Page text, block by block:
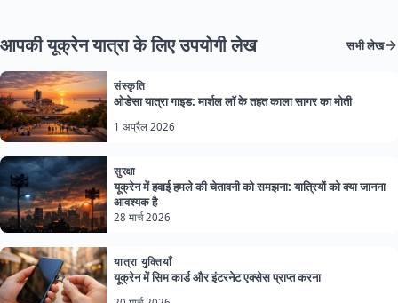
आपकी यूक्रेन यात्रा के लिए उपयोगी लेख सभी लेख
संस्कृति
ओडेसा यात्रा गाइड: मार्शल लॉ के तहत काला सागर का मोती
1 अप्रैल 2026
सुरक्षा
यूक्रेन में हवाई हमले की चेतावनी को समझना: यात्रियों को क्या जानना
आवश्यक है
28 मार्च 2026
यात्रा युक्तियाँ
यूक्रेन में सिम कार्ड और इंटरनेट एक्सेस प्राप्त करना